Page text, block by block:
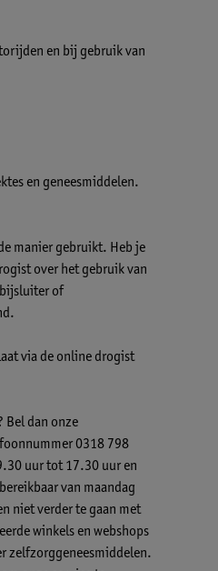
en bij gebruik van
en geneesmiddelen.
manier gebruikt. Heb je
over het gebruik van
of
via de online drogist
Bel dan onze
0318 798
uur tot 17.30 uur en
van maandag
niet verder te gaan met
winkels en webshops
zelfzorggeneesmiddelen.